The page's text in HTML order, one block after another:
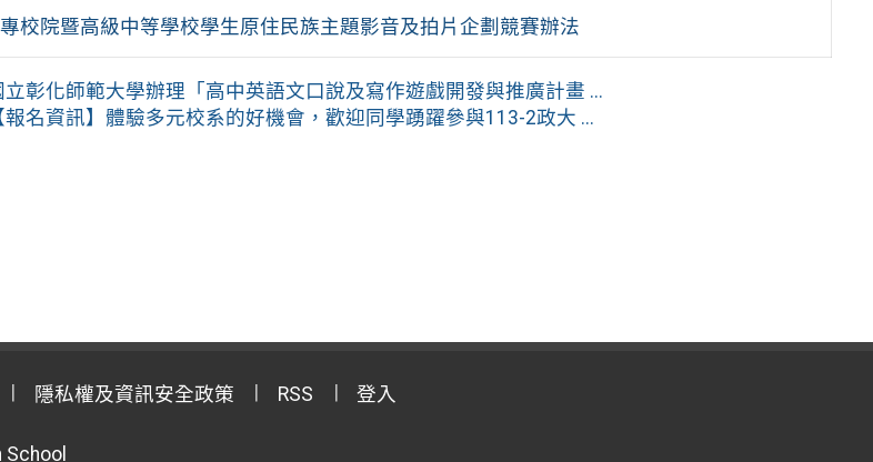
校院暨高級中等學校學生原住民族主題影音及拍片企劃競賽辦法
立彰化師範大學辦理「高中英語文口說及寫作遊戲開發與推廣計畫 ...
報名資訊】體驗多元校系的好機會，歡迎同學踴躍參與113-2政大 ...
隱私權及資訊安全政策 RSS 登入
School